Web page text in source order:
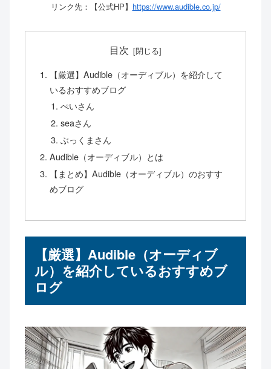
リンク先：【公式HP】 https://www.audible.co.jp/
目次
【厳選】Audible（オーディブル）を紹介して
いるおすすめブログ
ぺいさん
seaさん
ぶっくまさん
Audible（オーディブル）とは
【まとめ】Audible（オーディブル）のおすす
めブログ
【厳選】Audible（オーディブ
ル）を紹介しているおすすめブ
ログ